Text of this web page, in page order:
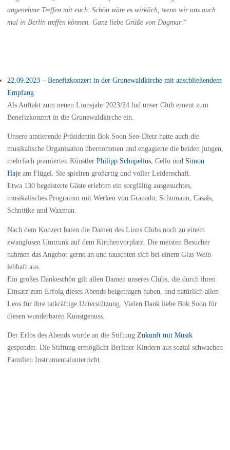
angenehme Treffen mit euch. Schön wäre es wirklich, wenn wir uns auch
mal in Berlin treffen können. Ganz liebe Grüße von Dagmar.“
22.09.2023 – Benefizkonzert in der Grunewaldkirche mit anschließendem
Empfang
Als Auftakt zum neuen Lionsjahr 2023/24 lud unser Club erneut zum
Benefizkonzert in die Grunewaldkirche ein.
Unsere amtierende Präsidentin Bok Soon Seo-Dietz hatte auch die
musikalische Organisation übernommen und engagierte die beiden jungen,
mehrfach prämierten Künstler Philipp Schupelius, Cello und Simon
Hajeam Flügel. Sie spielten großartig und voller Leidenschaft.
Etwa 130 begeisterte Gäste erlebten ein sorgfältig ausgesuchtes,
musikalisches Programm mit Werken von Granado, Schumann, Casals,
Schnittke und Waxman.
Nach dem Konzert baten die Damen des Lions Clubs noch zu einem
zwanglosen Umtrunk auf dem Kirchenvorplatz. Die meisten Besucher
nahmen das Angebot gerne an und tauschten sich bei einem Glas Wein
lebhaft aus.
Ein großes Dankeschön gilt allen Damen unseres Clubs, die durch ihren
Einsatz zum Erfolg dieses Abends beigetragen haben, und natürlich allen
Leos für ihre tatkräftige Unterstützung. Vielen Dank liebe Bok Soon für
diesen wunderbaren Kunstgenuss.
Der Erlös des Abends wurde an die Stiftung Zukunft mit Musik
gespendet. Die Stiftung ermöglicht Berliner Kindern aus sozial schwachen
Familien Instrumentalunterricht.